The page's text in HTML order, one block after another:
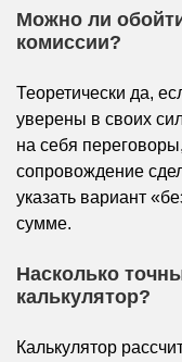
Можно ли
комиссии?
Теоретически да,
уверены в своих
на себя
сопровождение
указать вариант
сумме.
Насколько
калькулятор?
Калькулятор